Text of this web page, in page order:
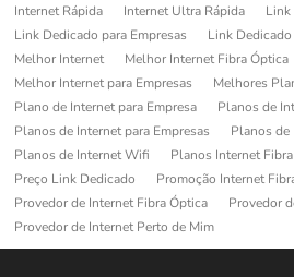
Internet Rápida
Internet Ultra Rápida
Link
Link Dedicado para Empresas
Link
Melhor Internet
Melhor Internet Fibra Óptica
Melhor Internet para Empresas
Melhores
Plano de Internet para Empresa
Planos de
Planos de Internet para Empresas
Planos de
Planos de Internet Wifi
Planos Internet
Preço Link Dedicado
Promoção Internet
Provedor de Internet Fibra Óptica
Provedor
Provedor de Internet Perto de Mim